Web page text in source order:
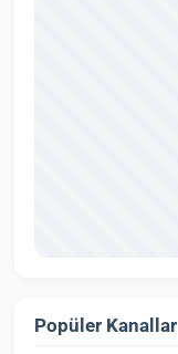
Popüler Kanallar